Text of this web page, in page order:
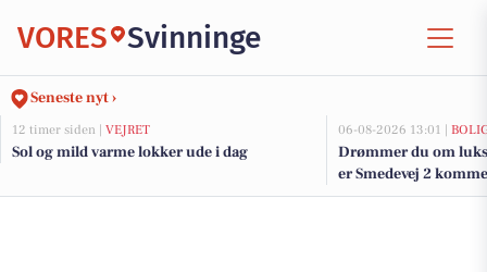
VORES Svinninge
Seneste nyt ›
12 timer siden | VEJRET
Sol og mild varme lokker ude i dag
06-08-2026 13:01 |
Drømmer du om
er Smedevej 2
dyreste boliger til